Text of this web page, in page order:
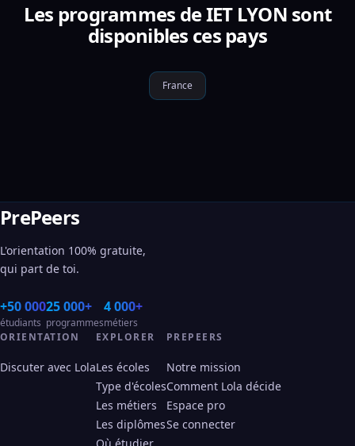
Les programmes de IET LYON sont
disponibles ces pays
France
PrePeers
L'orientation 100% gratuite,
qui part de toi.
+50 000
étudiants
25 000+
programmes
4 000+
métiers
ORIENTATION
Discuter avec Lola
EXPLORER
Les écoles
Type d'écoles
Les métiers
Les diplômes
PREPEERS
Notre mission
Comment Lola décide
Espace pro
Se connecter